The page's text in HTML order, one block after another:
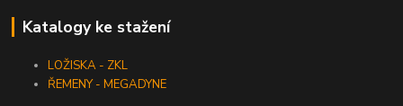
Katalogy ke stažení
LOŽISKA - ZKL
ŘEMENY - MEGADYNE